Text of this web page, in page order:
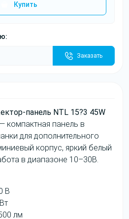
Купить
Заказать
панель NTL 15?3 45W
— компактная панель в
для дополнительного
корпус, яркий белый
в диапазоне 10–30В.
В
лм